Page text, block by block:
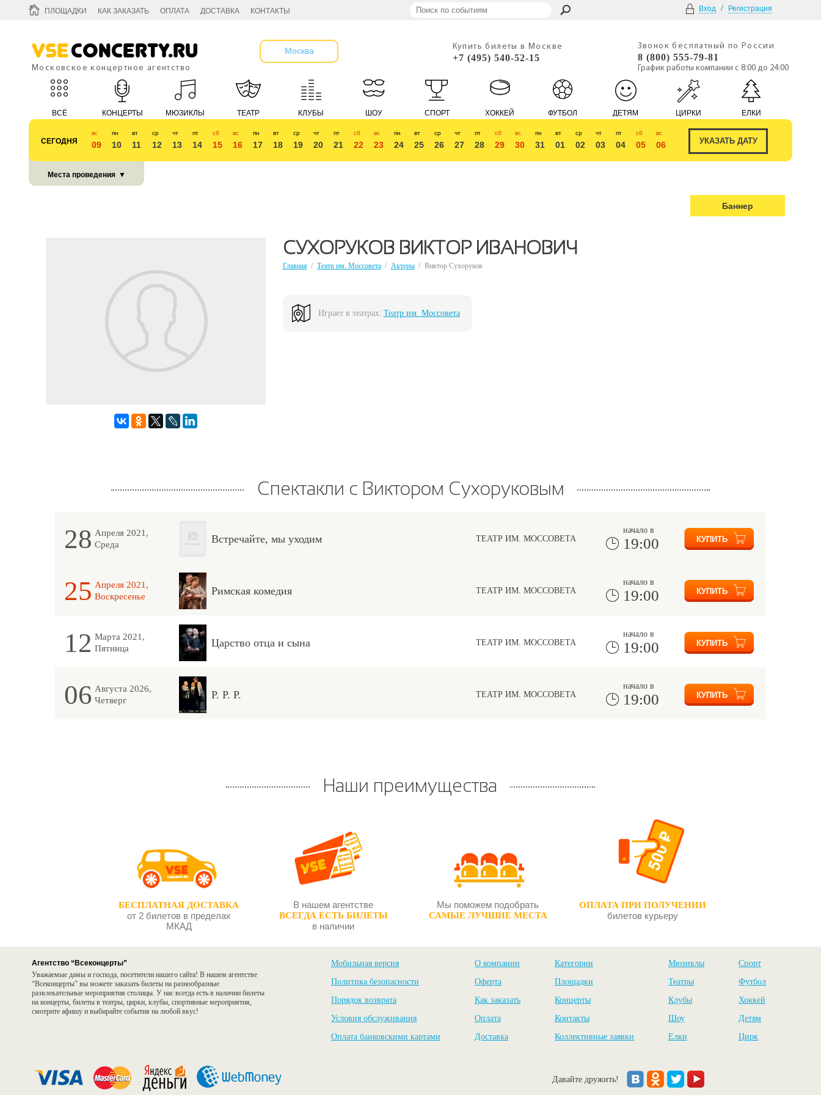
ПЛОЩАДКИ КАК ЗАКАЗАТЬ ОПЛАТА ДОСТАВКА КОНТАКТЫ Вход / Регистрация
VseConcerty.ru
Московское концертное агентство
Москва Купить билеты в Москве
+7 (495) 540-52-15
Звонок бесплатный по России
8 (800) 555-79-81
График работы компании с 8:00 до 24:00
ВСЁ КОНЦЕРТЫ МЮЗИКЛЫ ТЕАТР КЛУБЫ ШОУ СПОРТ ХОККЕЙ ФУТБОЛ ДЕТЯМ ЦИРКИ ЕЛКИ
СЕГОДНЯ
вс
09
пн
10
вт
11
ср
12
чт
13
пт
14
сб
15
вс
16
пн
17
вт
18
ср
19
чт
20
пт
21
сб
22
вс
23
пн
24
вт
25
ср
26
чт
27
пт
28
сб
29
вс
30
пн
31
вт
01
ср
02
чт
03
пт
04
сб
05
вс
06
Места проведения ▼
Баннер
СУХОРУКОВ ВИКТОР ИВАНОВИЧ
Главная / Театр им. Моссовета / Актеры / Виктор Сухоруков
Играет в театрах: Театр им. Моссовета
Спектакли с Виктором Сухоруковым
28 Апреля 2021,
Среда
Встречайте, мы уходим ТЕАТР ИМ. МОССОВЕТА
начало в
19:00
25 Апреля 2021,
Воскресенье
Римская комедия ТЕАТР ИМ. МОССОВЕТА
начало в
19:00
12 Марта 2021,
Пятница
Царство отца и сына ТЕАТР ИМ. МОССОВЕТА
начало в
19:00
06 Августа 2026,
Четверг
Р. Р. Р. ТЕАТР ИМ. МОССОВЕТА
начало в
19:00
Наши преимущества
БЕСПЛАТНАЯ ДОСТАВКА
от 2 билетов в пределах
МКАД
В нашем агентстве
ВСЕГДА ЕСТЬ БИЛЕТЫ
в наличии
Мы поможем подобрать
САМЫЕ ЛУЧШИЕ МЕСТА
ОПЛАТА ПРИ ПОЛУЧЕНИИ
билетов курьеру
Агентство “Всеконцерты”
Уважаемые дамы и господа, посетители нашего сайта! В нашем агентстве
“Всеконцерты” вы можете заказать билеты на разнообразные
развлекательные мероприятия столицы. У нас всегда есть в наличии билеты
на концерты, билеты в театры, цирки, клубы, спортивные мероприятия,
смотрите афишу и выбирайте события на любой вкус!
Мобильная версия
Политика безопасности
Порядок возврата
Условия обслуживания
Оплата банковскими картами
О компании
Оферта
Как заказать
Оплата
Доставка
Категории
Площадки
Концерты
Контакты
Коллективные заявки
Мюзиклы
Театры
Клубы
Шоу
Елки
Спорт
Футбол
Хоккей
Детям
Цирк
Давайте дружить!